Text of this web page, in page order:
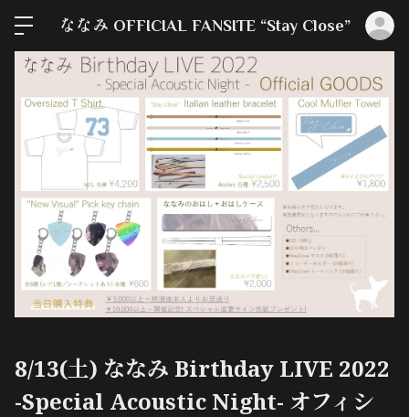
ななみ OFFICIAL FANSITE “Stay Close”
8/13(土) ななみ Birthday LIVE 2022
-Special Acoustic Night- オフィシ